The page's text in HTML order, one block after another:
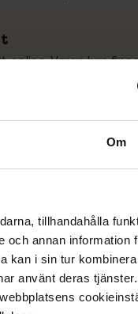
Om
tillhandahålla
annan information
kan i sin tur
använt deras
online. Varan kan
Se
villkoren